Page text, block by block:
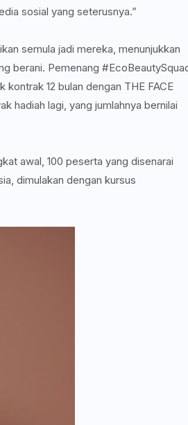
sosial yang seterusnya.”
semula jadi mereka, menunjukkan
berani. Pemenang
12 bulan dengan THE FACE
hadiah lagi, yang jumlahnya bernilai
awal, 100 peserta yang disenarai
dimulakan dengan kursus